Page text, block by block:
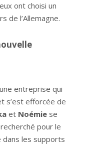
ont choisi un
de l’Allemagne.
entreprise qui
s’est efforcée de
et Noémiese
recherché pour le
dans les supports